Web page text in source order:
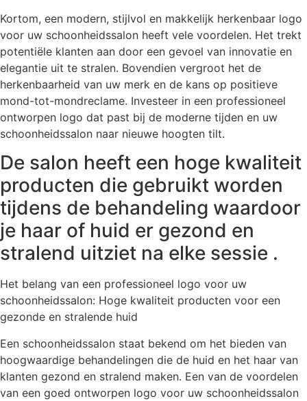
Kortom, een modern, stijlvol en makkelijk herkenbaar logo
voor uw schoonheidssalon heeft vele voordelen. Het trekt
potentiële klanten aan door een gevoel van innovatie en
elegantie uit te stralen. Bovendien vergroot het de
herkenbaarheid van uw merk en de kans op positieve
mond-tot-mondreclame. Investeer in een professioneel
ontworpen logo dat past bij de moderne tijden en uw
schoonheidssalon naar nieuwe hoogten tilt.
De salon heeft een hoge kwaliteit
producten die gebruikt worden
tijdens de behandeling waardoor
je haar of huid er gezond en
stralend uitziet na elke sessie .
Het belang van een professioneel logo voor uw
schoonheidssalon: Hoge kwaliteit producten voor een
gezonde en stralende huid
Een schoonheidssalon staat bekend om het bieden van
hoogwaardige behandelingen die de huid en het haar van
klanten gezond en stralend maken. Een van de voordelen
van een goed ontworpen logo voor uw schoonheidssalon